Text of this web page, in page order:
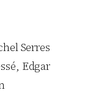
Serres
Edgar